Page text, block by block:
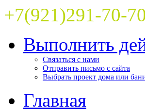
+7(921)291-70-70
Выполнить
Связаться с нами
Отправить письмо с сайта
Выбрать проект дома или
Главная